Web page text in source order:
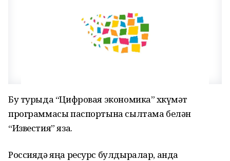
Бу турыда “Цифровая экономика” хөкүмәт
программасы паспортына сылтама белән
“Известия” яза.
Россиядә яңа ресурс булдыралар, анда